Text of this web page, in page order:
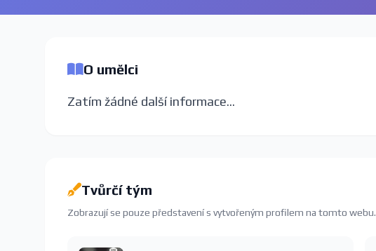
O umělci
Zatím žádné další informace...
Tvůrčí tým
Zobrazují se pouze představení s vytvořeným profilem na tomto webu.